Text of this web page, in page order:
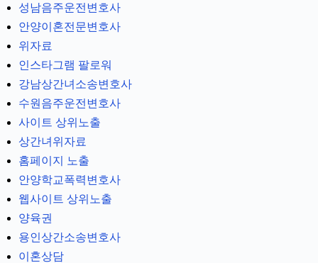
성남음주운전변호사
안양이혼전문변호사
위자료
인스타그램 팔로워
강남상간녀소송변호사
수원음주운전변호사
사이트 상위노출
상간녀위자료
홈페이지 노출
안양학교폭력변호사
웹사이트 상위노출
양육권
용인상간소송변호사
이혼상담